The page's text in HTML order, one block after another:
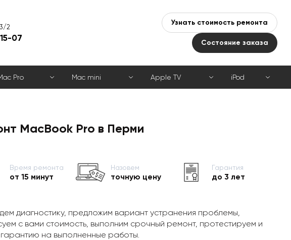
2
07
Узнать стоимость ремонта
Состояние заказа
Pro Mac mini Apple TV iPod
MacBook Pro в Перми
Время ремонта
от 15 минут
Назовем
точную цену
Гарантия
до 3 лет
диагностику, предложим вариант устранения проблемы,
с вами стоимость, выполним срочный ремонт, протестируем и
на выполненные работы.